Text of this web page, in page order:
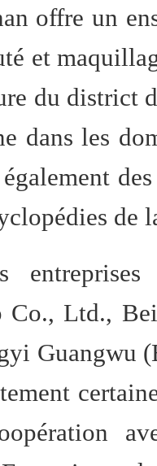
offre un
et
du district
dans les
de
Co., Ltd.,
Guangwu